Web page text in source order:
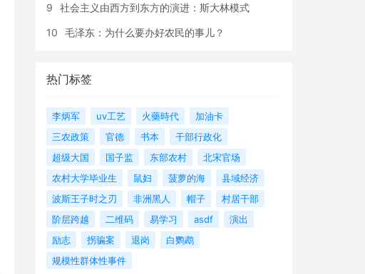
9 社会主义由西方到东方的演进：斯大林模式
10 毛泽东：为什么要办好农民的事儿？
热门标签
李炳军 uv工艺 火藥時代
加油卡
三农政策
官德 书本
干部行政化
超级大国
国子监 东部农村
北宋官场
农村大学毕业生
鼠妇 菠萝的海
县域经济
波斯王子时之刃
非洲黑人 帽子
村居干部
阶层跨越
二维码 易学习 asdf
演出
励志
拐骗案 退岗
白鹦鹉
规模性群体性事件